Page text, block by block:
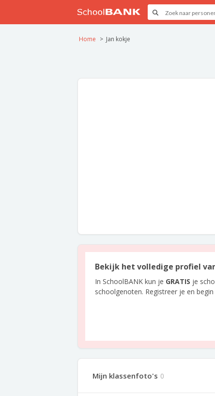
Home Jan kokje
Bekijk het volledige profiel
In SchoolBANK kun je GRATIS je
schoolgenoten. Registreer je en
Mijn klassenfoto's 0